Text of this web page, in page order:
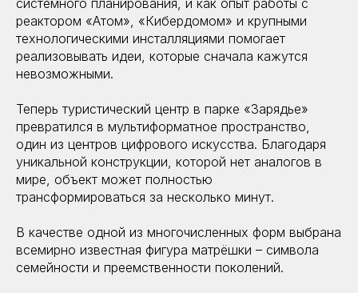
реактором «Атом», «Кибердомом» и крупными
технологическими инсталляциями помогает
реализовывать идеи, которые сначала кажутся
невозможными.
Теперь туристический центр в парке «Зарядье»
превратился в мультиформатное пространство,
один из центров цифрового искусства. Благодаря
уникальной конструкции, которой нет аналогов в
мире, объект может полностью
трансформироваться за несколько минут.
В качестве одной из многочисленных форм выбрана
всемирно известная фигура матрёшки – символа
семейности и преемственности поколений.